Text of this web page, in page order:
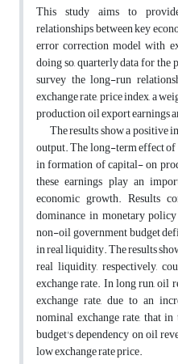
This study aims to
relationships between key
error correction model with
doing so, quarterly data for the
survey the long-run
exchange rate, price index, a
production, oil export earnings
The results show a positive
output. The long-term effect
in formation of capital- on
these earnings play an
economic growth. Results
dominance in monetary
non-oil government budget
in real liquidity. The results
real liquidity, respectively,
exchange rate. In long run, oil
exchange rate, due to an
nominal exchange rate, that
budget's dependency on oil
low exchange rate price.